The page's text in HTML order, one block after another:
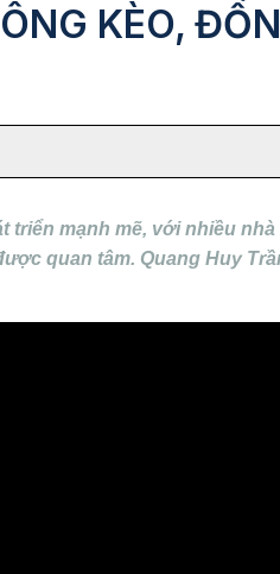
KÈO,
mạnh mẽ, với nhiều
quan tâm. Quang Huy